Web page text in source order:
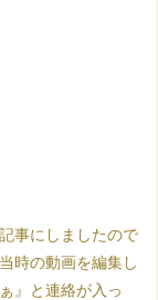
事にしましたので
当時の動画を編集し
』と連絡が入っ